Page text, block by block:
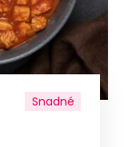
Snadné